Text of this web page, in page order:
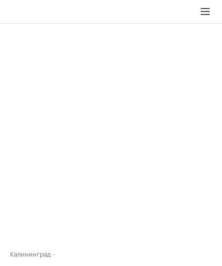
Калининград